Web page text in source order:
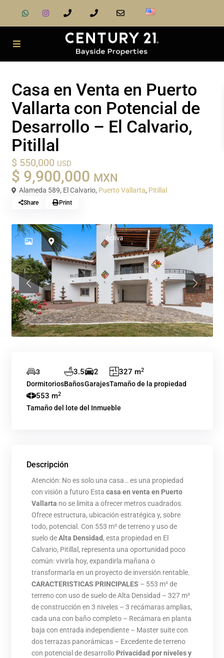
Casa en Venta en Puerto
Vallarta con Potencial de
Desarrollo – El Calvario,
Pitillal
$ 550,000 USD
$ 9,900,000 MXN
Alameda 589, El Calvario, Puerto Vallarta, Pitillal
Share Print
Activa
Previous Previous
3
Dormitorios
3.5
Baños
2
Garajes
327 m2
Tamaño de la propiedad
553 m2
Tamaño del lote del Inmueble
Descripción
Atención: No es solo una casa… es una propiedad
con visión a futuro Esta casa en venta en Puerto
Vallarta no se limita a ofrecer metros cuadrados.
Ofrece estructura, ubicación estratégica y, sobre
todo, potencial. Con 553 m² de terreno y uso de
suelo deAlta Densidad , esta propiedad en El
Calvario, Pitillal, representa una oportunidad poco
común: vivirla hoy, expandirla mañana o
transformarla en un proyecto de inversión rentable.
CARACTERISTICAS PRINCIPALES – 553 m² de
terreno con uso de suelo de Alta Densidad – 327 m²
de construcción en 3 niveles – 3 recámaras amplias,
cada una con baño completo – Recámara en planta
baja con entrada independiente – Master suite con
dos terrazas panorámicas – Excedente de terreno
con potencial de desarrollo Privacidad por niveles y